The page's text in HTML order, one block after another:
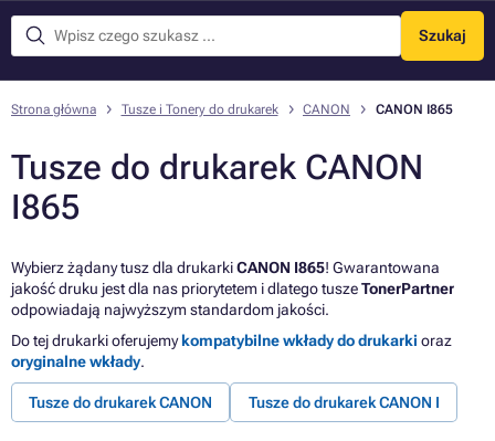
Szukaj
Menu
Strona główna Tusze i Tonery do drukarek CANON CANON I865
Tusze do drukarek CANON
I865
Wybierz żądany tusz dla drukarkiCANON I865! Gwarantowana
jakość druku jest dla nas priorytetem i dlatego tuszeTonerPartner
odpowiadają najwyższym standardom jakości.
Do tej drukarki oferujemykompatybilne wkłady do drukarki oraz
oryginalne wkłady.
Tusze do drukarek CANON Tusze do drukarek CANON I